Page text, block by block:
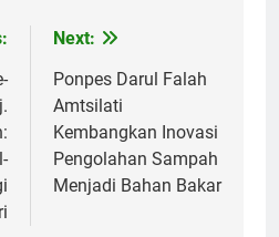
Next:
Ponpes Darul Falah
Amtsilati
Kembangkan Inovasi
Pengolahan Sampah
Menjadi Bahan Bakar